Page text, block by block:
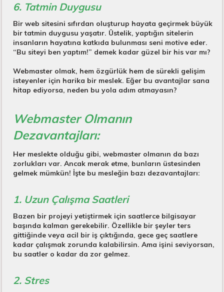
6. Tatmin Duygusu
Bir web sitesini sıfırdan oluşturup hayata geçirmek büyük
bir tatmin duygusu yaşatır. Üstelik, yaptığın sitelerin
insanların hayatına katkıda bulunması seni motive eder.
“Bu siteyi ben yaptım!” demek kadar güzel bir his var mı?
Webmaster olmak, hem özgürlük hem de sürekli gelişim
isteyenler için harika bir meslek. Eğer bu avantajlar sana
hitap ediyorsa, neden bu yola adım atmayasın?
Webmaster Olmanın
Dezavantajları:
Her meslekte olduğu gibi, webmaster olmanın da bazı
zorlukları var. Ancak merak etme, bunların üstesinden
gelmek mümkün! İşte bu mesleğin bazı dezavantajları:
1. Uzun Çalışma Saatleri
Bazen bir projeyi yetiştirmek için saatlerce bilgisayar
başında kalman gerekebilir. Özellikle bir şeyler ters
gittiğinde veya acil bir iş çıktığında, gece geç saatlere
kadar çalışmak zorunda kalabilirsin. Ama işini seviyorsan,
bu saatler o kadar da zor gelmez.
2. Stres